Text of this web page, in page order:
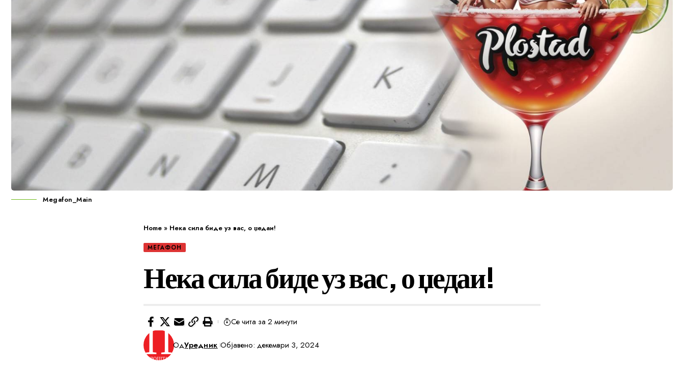
Megafon_Main
Home » Нека сила биде уз вас, о џедаи!
МЕГАФОН
Нека сила биде уз вас, о џедаи!
ОдУредник Објавено: декември 3, 2024
Се чита за 2 минути